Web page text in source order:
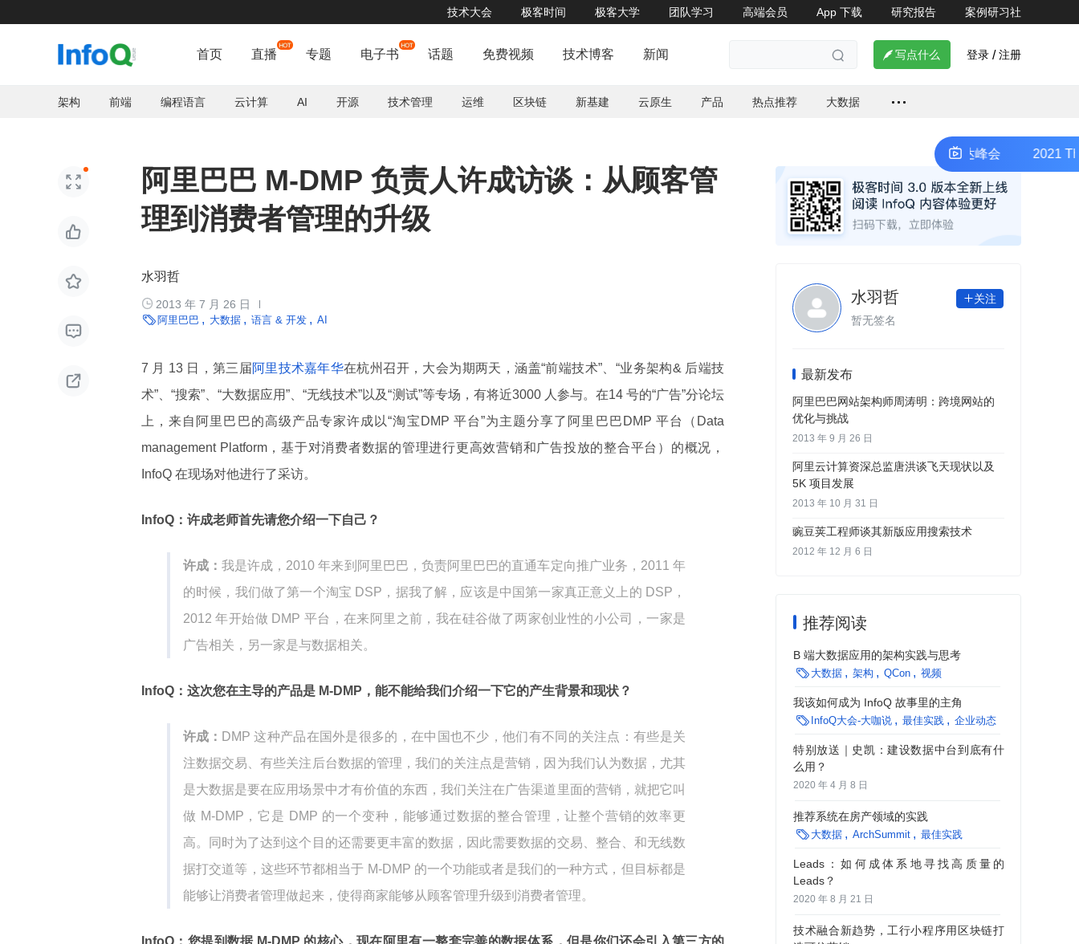
技术大会 极客时间 极客大学 团队学习 高端会员 App 下载 研究报告 案例研习社
低代码到底是不是行业毒瘤？一线大厂怎么做的？戳此了解>>>
首页 直播 专题 电子书 话题 免费视频 技术博客 新闻   写点什么 登录 / 注册
架构 前端 编程语言 云计算 AI 开源 技术管理 运维 区块链 新基建 云原生 产品 热点推荐 大数据





阿里巴巴 M-DMP 负责人许成访谈：从顾客管
理到消费者管理的升级
水羽哲
 2013 年 7 月 26 日
 阿里巴巴 大数据 语言 & 开发 AI
7 月 13 日，第三届阿里技术嘉年华在杭州召开，大会为期两天，涵盖“前端技术”、“业务架构& 后端技
术”、“搜索”、“大数据应用”、“无线技术”以及“测试”等专场，有将近3000 人参与。在14 号的“广告”分论坛
上，来自阿里巴巴的高级产品专家许成以“淘宝DMP 平台”为主题分享了阿里巴巴DMP 平台（Data
management Platform，基于对消费者数据的管理进行更高效营销和广告投放的整合平台）的概况，
InfoQ 在现场对他进行了采访。
InfoQ：许成老师首先请您介绍一下自己？
许成： 我是许成，2010 年来到阿里巴巴，负责阿里巴巴的直通车定向推广业务，2011 年
的时候，我们做了第一个淘宝 DSP，据我了解，应该是中国第一家真正意义上的 DSP，
2012 年开始做 DMP 平台，在来阿里之前，我在硅谷做了两家创业性的小公司，一家是
广告相关，另一家是与数据相关。
InfoQ：这次您在主导的产品是 M-DMP，能不能给我们介绍一下它的产生背景和现状？
许成： DMP 这种产品在国外是很多的，在中国也不少，他们有不同的关注点：有些是关
注数据交易、有些关注后台数据的管理，我们的关注点是营销，因为我们认为数据，尤其
是大数据是要在应用场景中才有价值的东西，我们关注在广告渠道里面的营销，就把它叫
做 M-DMP，它是 DMP 的一个变种，能够通过数据的整合管理，让整个营销的效率更
高。同时为了达到这个目的还需要更丰富的数据，因此需要数据的交易、整合、和无线数
据打交道等，这些环节都相当于 M-DMP 的一个功能或者是我们的一种方式，但目标都是
能够让消费者管理做起来，使得商家能够从顾客管理升级到消费者管理。
InfoQ：您提到数据 M-DMP 的核心，现在阿里有一整套完善的数据体系，但是你们还会引入第三方的
水羽哲 关注
暂无签名
最新发布
阿里巴巴网站架构师周涛明：跨境网站的
优化与挑战
2013 年 9 月 26 日
阿里云计算资深总监唐洪谈飞天现状以及
5K 项目发展
2013 年 10 月 31 日
豌豆荚工程师谈其新版应用搜索技术
2012 年 12 月 6 日
推荐阅读
B 端大数据应用的架构实践与思考
 大数据 架构 QCon 视频
我该如何成为 InfoQ 故事里的主角
 InfoQ大会-大咖说 最佳实践 企业动态
特别放送｜史凯：建设数据中台到底有什
么用？
2020 年 4 月 8 日
推荐系统在房产领域的实践
 大数据 ArchSummit 最佳实践
Leads：如何成体系地寻找高质量的
Leads？
2020 年 8 月 21 日
技术融合新趋势，工行小程序用区块链打
2021 ThoughtWorks 技术雷达峰会 2021